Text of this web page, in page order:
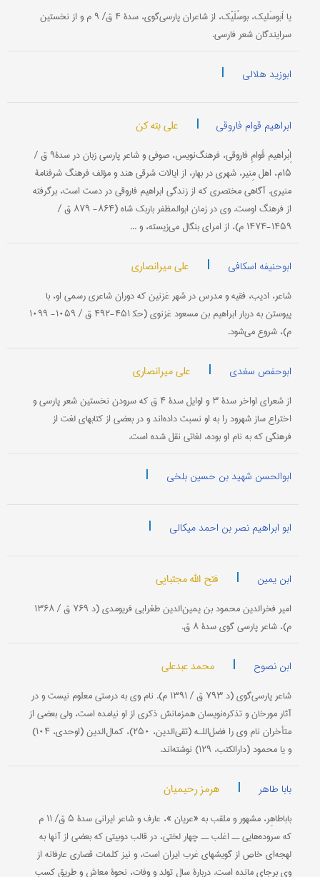
یا اَبوسَلیك، بوسُلَیْك، از شاعران پارسی‌گوی، سدۀ ۴ ق/ ۹ م و از نخستین
سرایندگان شعر فارسی.
ابوزید هلالی |
ابراهیم قوام فاروقی | علی بته کن
اِبْراهیم قَوامِ فاروقی، فرهنگ‌نویس، صوفی و شاعر پارسی زبان در سدۀ۹ ق /
۱۵م، اهل مِنیر، شهری در بهار، از ایالات شرقی هند و مؤلف فرهنگ شرفنامۀ
منیری. آگاهی مختصری كه از زندگی ابراهیم فاروقی در دست است، برگرفته
از فرهنگ اوست. وی در زمان ابوالمظفر باربك شاه (۸۶۴- ۸۷۹ ق /
۱۴۵۹-۱۴۷۴ م)، از امرای بنگال می‌زیسته، و ...
ابوحنیفه اسکافی | علی میرانصاری
شاعر، ادیب، فقیه و مدرس در شهر غزنین كه دوران شاعری رسمی او، با
پیوستن به دربار ابراهیم بن مسعود غزنوی (حك‍ ۴۵۱-۴۹۲ ق / ۱۰۵۹- ۱۰۹۹
م)، شروع می‌شود.
ابوحفص سغدی | علی میرانصاری
از شعرای اواخر سدۀ ۳ و اوایل سدۀ ۴ ق كه سرودن نخستین شعر پارسی و
اختراع ساز شهرود را به او نسبت داده‌اند و در بعضی از كتابهای لغت از
فرهنگی كه به نام او بوده، لغاتی نقل شده است.
ابوالحسن شهید بن حسین بلخی |
ابو ابراهیم نصر بن احمد میکالی |
ابن یمین | فتح الله مجتبایی
امیر فخرالدین محمود بن یمین‌الدین طغرایی فریومدی (د ۷۶۹ ق / ۱۳۶۸
م)، شاعر پارسی گوی سدۀ ۸ ق.
ابن نصوح | محمد عبدعلی
شاعر پارسی‌گوی (د ۷۹۳ ق / ۱۳۹۱ م). نام وی به درستی معلوم نیست و در
آثار مورخان و تذکره‌نویسان همزمانش ذکری از او نیامده است، ولی بعضی از
متأخران نام وی را فضل‌اللـه (تقی‌الدین، ۲۵۰)، کمال‌الدین (اوحدی، ۱۰۴)
و یا محمود (دارالکتب، ۱۲۹) نوشته‌اند.
بابا طاهر | هرمز رحیمیان
باباطاهِر، مشهور و ملقب به «عریان »، عارف و شاعر ایرانی سدۀ ۵ ق/ ۱۱ م
كه سروده‌هایی ــ اغلب ــ چهار لختی، در قالب دوبیتی كه بعضی از آنها به
لهجه‌ای خاص از گویشهای غرب ایران است، و نیز كلمات قصاری عارفانه از
وی برجای مانده است. دربارۀ سال تولد و وفات، نحوۀ معاش و طریق كسب